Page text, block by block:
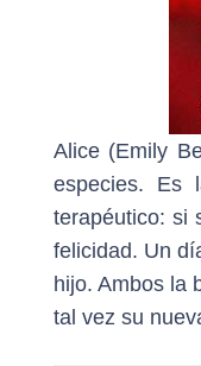
Alice (Emily
especies. Es
terapéutico: si
felicidad. Un
hijo. Ambos la
tal vez su